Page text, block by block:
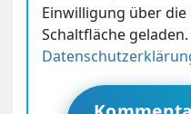
Einwilligung über
Schaltfläche